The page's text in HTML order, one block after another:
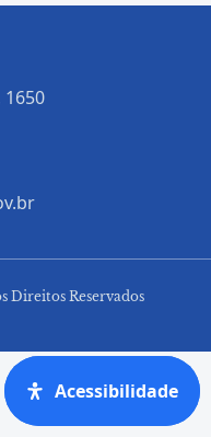
1650
Direitos Reservados
Acessibilidade
Acessibilidade